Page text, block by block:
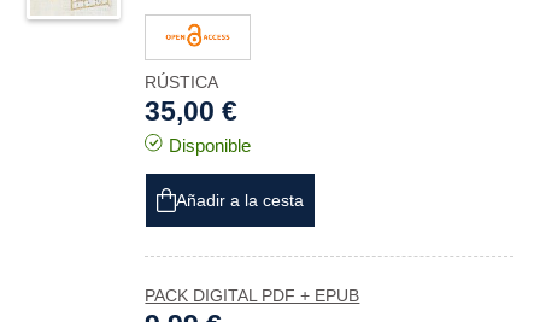
RÚSTICA
35,00 €
Disponible
Añadir a la cesta
PACK DIGITAL PDF + EPUB